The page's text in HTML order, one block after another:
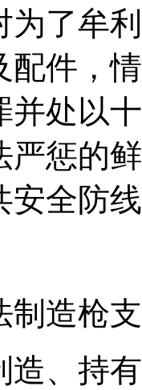
为了牟
配件，
并处以
严惩的
安全防
造枪支
持有